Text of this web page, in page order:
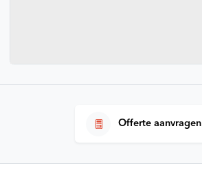
Offerte aanvragen